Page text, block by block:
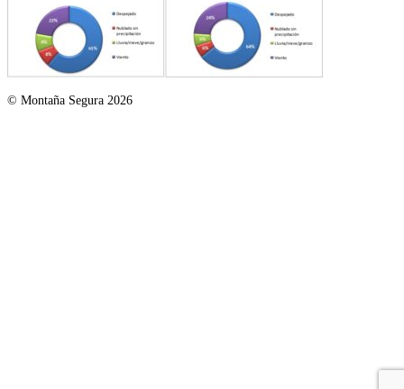
© Montaña Segura 2026